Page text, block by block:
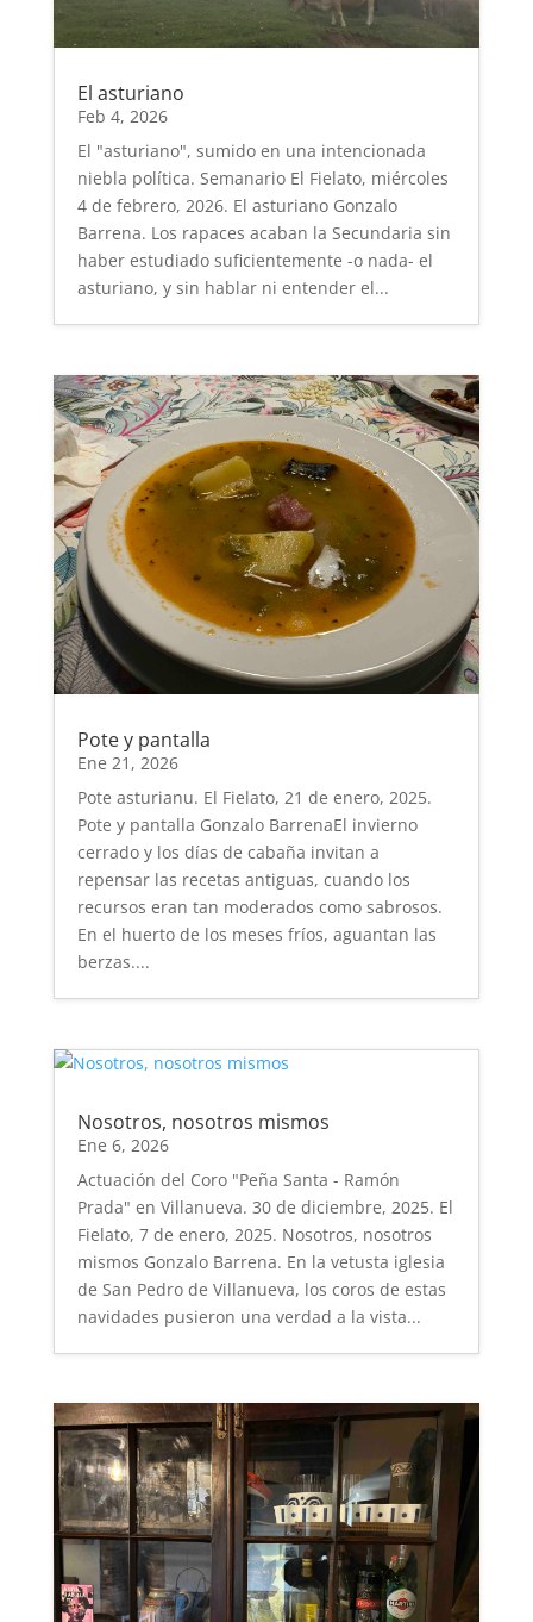
El asturiano
Feb 4, 2026
El "asturiano", sumido en una intencionada
niebla política. Semanario El Fielato, miércoles
4 de febrero, 2026. El asturiano Gonzalo
Barrena. Los rapaces acaban la Secundaria sin
haber estudiado suficientemente -o nada- el
asturiano, y sin hablar ni entender el...
Pote y pantalla
Ene 21, 2026
Pote asturianu. El Fielato, 21 de enero, 2025.
Pote y pantalla Gonzalo BarrenaEl invierno
cerrado y los días de cabaña invitan a
repensar las recetas antiguas, cuando los
recursos eran tan moderados como sabrosos.
En el huerto de los meses fríos, aguantan las
berzas....
Nosotros, nosotros mismos
Ene 6, 2026
Actuación del Coro "Peña Santa - Ramón
Prada" en Villanueva. 30 de diciembre, 2025. El
Fielato, 7 de enero, 2025. Nosotros, nosotros
mismos Gonzalo Barrena. En la vetusta iglesia
de San Pedro de Villanueva, los coros de estas
navidades pusieron una verdad a la vista...